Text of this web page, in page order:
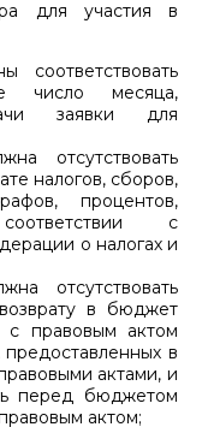
для участия в
соответствовать
число месяца,
заявки для
отсутствовать
налогов, сборов,
процентов,
с
о налогах и
отсутствовать
в бюджет
с правовым актом
в
актами, и
перед бюджетом
актом;